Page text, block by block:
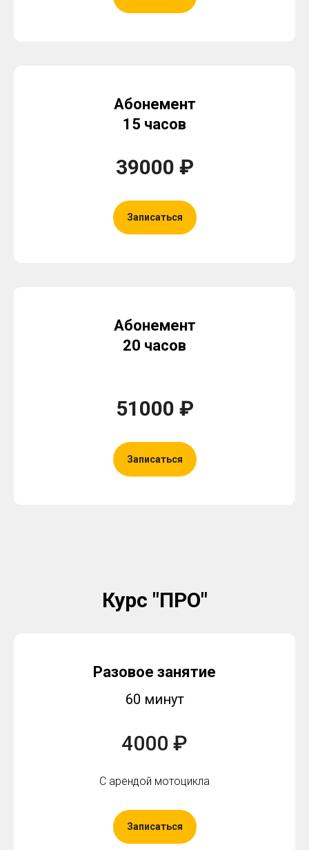
Абонемент
15 часов
39000 ₽
Записаться
Абонемент
20 часов
51000 ₽
Записаться
Курс "ПРО"
Разовое занятие
60 минут
4000 ₽
С арендой мотоцикла
Записаться